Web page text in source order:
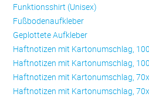
Funktionsshirt (Unisex)
Fußbodenaufkleber
Geplottete Aufkleber
Haftnotizen mit Kartonumschlag,
Haftnotizen mit Kartonumschlag,
Haftnotizen mit Kartonumschlag,
Haftnotizen mit Kartonumschlag,